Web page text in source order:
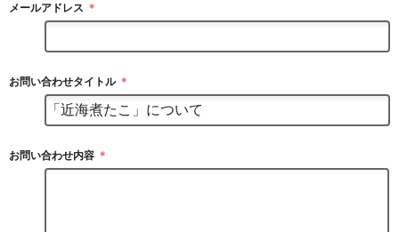
メールアドレス ＊
お問い合わせタイトル ＊
お問い合わせ内容 ＊